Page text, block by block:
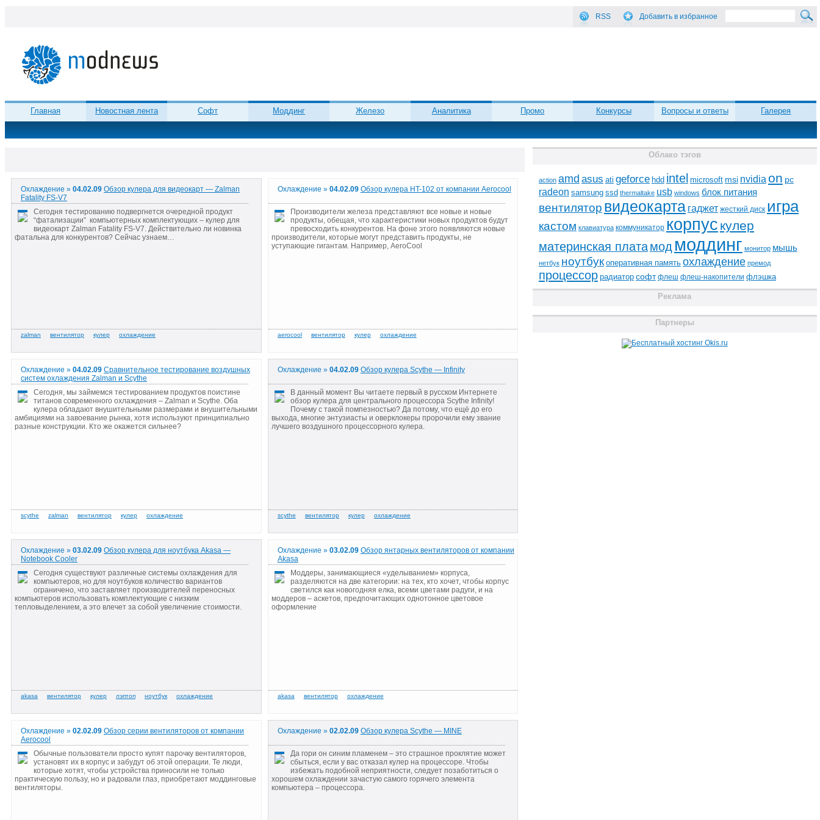
RSS Добавить в избранное
Главная Новостная лента Софт Моддинг Железо Аналитика Промо Конкурсы Вопросы и ответы Галерея
Охлаждение » 04.02.09 Обзор кулера для видеокарт — Zalman
Fatality FS-V7
Сегодня тестированию подвергнется очередной продукт
“фатализации” компьютерных комплектующих – кулер для
видеокарт Zalman Fatality FS-V7. Действительно ли новинка
фатальна для конкурентов? Сейчас узнаем…
Охлаждение »04.02.09 Обзор кулера HT-102 от компании Aerocool
Производители железа представляют все новые и новые
продукты, обещая, что характеристики новых продуктов будут
превосходить конкурентов. На фоне этого появляются новые
производители, которые могут представить продукты, не
уступающие гигантам. Например, AeroCool
Охлаждение » 04.02.09 Cравнительное тестирование воздушных
систем охлаждения Zalman и Scythe
Сегодня, мы займемся тестированием продуктов поистине
титанов современного охлаждения – Zalman и Scythe. Оба
кулера обладают внушительными размерами и внушительными
амбициями на завоевание рынка, хотя используют принципиально
разные конструкции. Кто же окажется сильнее?
Охлаждение »04.02.09 Обзор кулера Scythe — Infinity
В данный момент Вы читаете первый в русском Интернете
обзор кулера для центрального процессора Scythe Infinity!
Почему с такой помпезностью? Да потому, что ещё до его
выхода, многие энтузиасты и оверклокеры пророчили ему звание
лучшего воздушного процессорного кулера.
Охлаждение » 03.02.09 Обзор кулера для ноутбука Akasa —
Notebook Cooler
Сегодня существуют различные системы охлаждения для
компьютеров, но для ноутбуков количество вариантов
ограничено, что заставляет производителей переносных
компьютеров использовать комплектующие с низким
тепловыделением, а это влечет за собой увеличение стоимости.
Охлаждение »03.02.09 Обзор янтарных вентиляторов от компании
Akasa
Моддеры, занимающиеся «уделыванием» корпуса,
разделяются на две категории: на тех, кто хочет, чтобы корпус
светился как новогодняя елка, всеми цветами радуги, и на
моддеров – аскетов, предпочитающих однотонное цветовое
оформление
Охлаждение » 02.02.09 Обзор серии вентиляторов от компании
Aerocool
Обычные пользователи просто купят парочку вентиляторов,
установят их в корпус и забудут об этой операции. Те люди,
которые хотят, чтобы устройства приносили не только
практическую пользу, но и радовали глаз, приобретают моддинговые
вентиляторы.
Охлаждение »02.02.09 Обзор кулера Scythe — MINE
Да гори он синим пламенем – это страшное проклятие может
сбыться, если у вас отказал кулер на процессоре. Чтобы
избежать подобной неприятности, следует позаботиться о
хорошем охлаждении зачастую самого горячего элемента
компьютера – процессора.
Облако тэгов
action amd asus ati geforce hdd intel microsoft msi nvidia on pc
radeon samsung ssd thermaltake usb windows блок питания
вентилятор видеокарта гаджет жесткий диск игра
кастом клавиатура коммуникатор корпус кулер
материнская платамод моддинг монитор мышь
нетбук ноутбук оперативная память охлаждение премод
процессор радиатор софт флеш флеш-накопители флэшка
Реклама
Партнеры